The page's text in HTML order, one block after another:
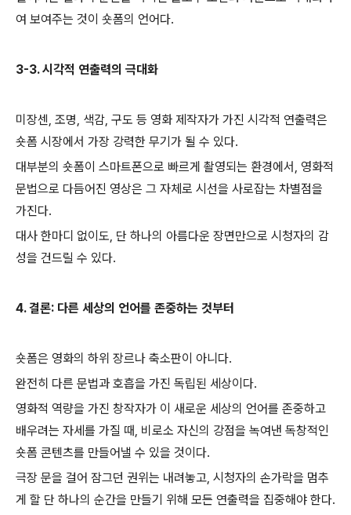
여 보여주는 것이 숏폼의 언어다.
3-3. 시각적 연출력의 극대화
미장센, 조명, 색감, 구도 등 영화 제작자가 가진 시각적 연출력은
숏폼 시장에서 가장 강력한 무기가 될 수 있다.
대부분의 숏폼이 스마트폰으로 빠르게 촬영되는 환경에서, 영화적
문법으로 다듬어진 영상은 그 자체로 시선을 사로잡는 차별점을
가진다.
대사 한마디 없이도, 단 하나의 아름다운 장면만으로 시청자의 감
성을 건드릴 수 있다.
4. 결론: 다른 세상의 언어를 존중하는 것부터
숏폼은 영화의 하위 장르나 축소판이 아니다.
완전히 다른 문법과 호흡을 가진 독립된 세상이다.
영화적 역량을 가진 창작자가 이 새로운 세상의 언어를 존중하고
배우려는 자세를 가질 때, 비로소 자신의 강점을 녹여낸 독창적인
숏폼 콘텐츠를 만들어낼 수 있을 것이다.
극장 문을 걸어 잠그던 권위는 내려놓고, 시청자의 손가락을 멈추
게 할 단 하나의 순간을 만들기 위해 모든 연출력을 집중해야 한다.